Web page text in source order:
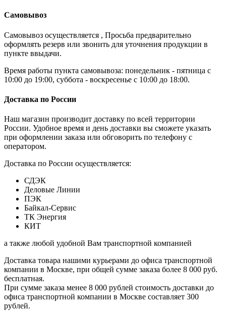
Самовывоз
Самовывоз осуществляется , Просьба предварительно
оформлять резерв или звонить для уточнения продукции в
пункте ввыдачи.
Время работы пункта самовывоза: понедельник - пятница с
10:00 до 19:00, суббота - воскресенье с 10:00 до 18:00.
Доставка по России
Наш магазин производит доставку по всей территории
России. Удобное время и день доставки вы сможете указать
при оформлении заказа или обговорить по телефону с
оператором.
Доставка по России осуществляется:
СДЭК
Деловые Линии
ПЭК
Байкал-Сервис
ТК Энергия
КИТ
а также любой удобной Вам транспортной компанией
Доставка товара нашими курьерами до офиса транспортной
компании в Москве, при общей сумме заказа более 8 000 руб.
бесплатная.
При сумме заказа менее 8 000 рублей стоимость доставки до
офиса транспортной компании в Москве составляет 300
рублей.